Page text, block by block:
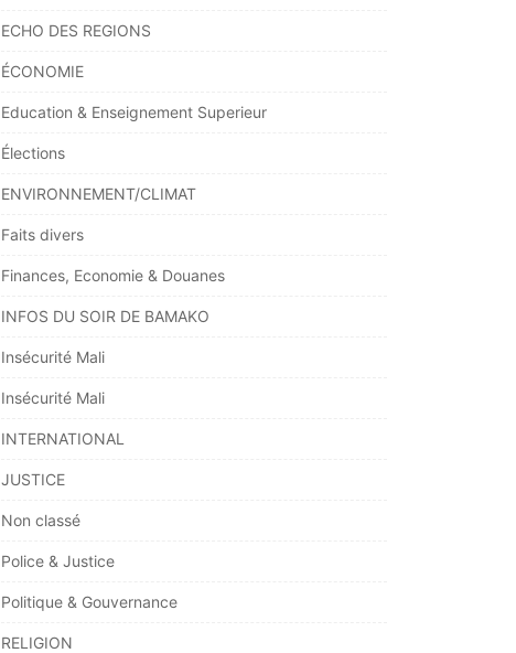
ECHO DES REGIONS
ÉCONOMIE
Education & Enseignement Superieur
Élections
ENVIRONNEMENT/CLIMAT
Faits divers
Finances, Economie & Douanes
INFOS DU SOIR DE BAMAKO
Insécurité Mali
Insécurité Mali
INTERNATIONAL
JUSTICE
Non classé
Police & Justice
Politique & Gouvernance
RELIGION